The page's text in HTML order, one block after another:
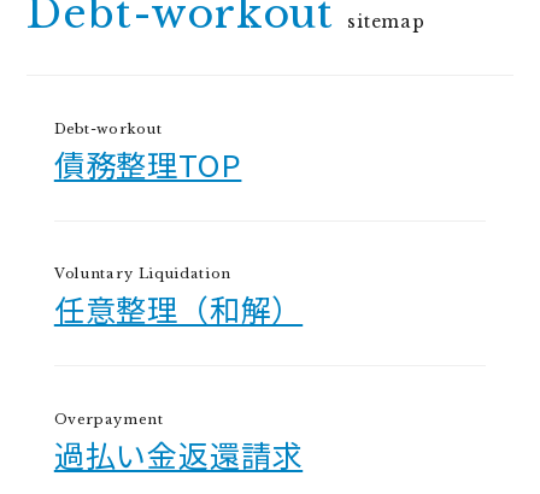
Debt-workout sitemap
Debt-workout
債務整理TOP
Voluntary Liquidation
任意整理（和解）
Overpayment
過払い金返還請求